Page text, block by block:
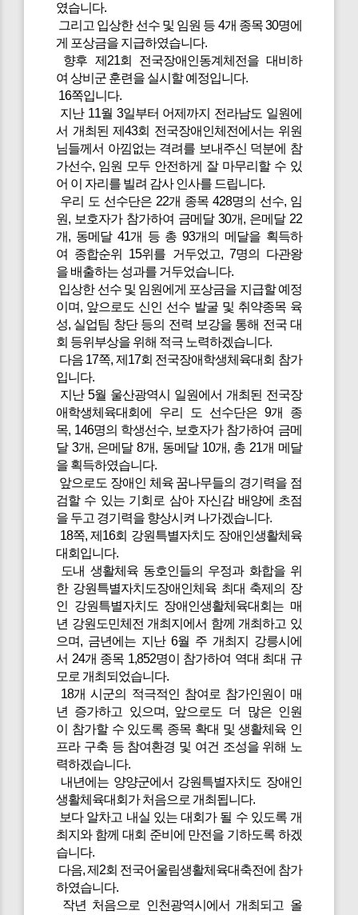
였습니다.
그리고 입상한 선수 및 임원 등 4개 종목 30명에
게 포상금을 지급하였습니다.
향후 제21회 전국장애인동계체전을 대비하
여 상비군 훈련을 실시할 예정입니다.
16쪽입니다.
지난 11월 3일부터 어제까지 전라남도 일원에
서 개최된 제43회 전국장애인체전에서는 위원
님들께서 아낌없는 격려를 보내주신 덕분에 참
가선수, 임원 모두 안전하게 잘 마무리할 수 있
어 이 자리를 빌려 감사 인사를 드립니다.
우리 도 선수단은 22개 종목 428명의 선수, 임
원, 보호자가 참가하여 금메달 30개, 은메달 22
개, 동메달 41개 등 총 93개의 메달을 획득하
여 종합순위 15위를 거두었고, 7명의 다관왕
을 배출하는 성과를 거두었습니다.
입상한 선수 및 임원에게 포상금을 지급할 예정
이며, 앞으로도 신인 선수 발굴 및 취약종목 육
성, 실업팀 창단 등의 전력 보강을 통해 전국 대
회 등위부상을 위해 적극 노력하겠습니다.
다음 17쪽, 제17회 전국장애학생체육대회 참가
입니다.
지난 5월 울산광역시 일원에서 개최된 전국장
애학생체육대회에 우리 도 선수단은 9개 종
목, 146명의 학생선수, 보호자가 참가하여 금메
달 3개, 은메달 8개, 동메달 10개, 총 21개 메달
을 획득하였습니다.
앞으로도 장애인 체육 꿈나무들의 경기력을 점
검할 수 있는 기회로 삼아 자신감 배양에 초점
을 두고 경기력을 향상시켜 나가겠습니다.
18쪽, 제16회 강원특별자치도 장애인생활체육
대회입니다.
도내 생활체육 동호인들의 우정과 화합을 위
한 강원특별자치도장애인체육 최대 축제의 장
인 강원특별자치도 장애인생활체육대회는 매
년 강원도민체전 개최지에서 함께 개최하고 있
으며, 금년에는 지난 6월 주 개최지 강릉시에
서 24개 종목 1,852명이 참가하여 역대 최대 규
모로 개최되었습니다.
18개 시군의 적극적인 참여로 참가인원이 매
년 증가하고 있으며, 앞으로도 더 많은 인원
이 참가할 수 있도록 종목 확대 및 생활체육 인
프라 구축 등 참여환경 및 여건 조성을 위해 노
력하겠습니다.
내년에는 양양군에서 강원특별자치도 장애인
생활체육대회가 처음으로 개최됩니다.
보다 알차고 내실 있는 대회가 될 수 있도록 개
최지와 함께 대회 준비에 만전을 기하도록 하겠
습니다.
다음, 제2회 전국어울림생활체육대축전에 참가
하였습니다.
작년 처음으로 인천광역시에서 개최되고 올